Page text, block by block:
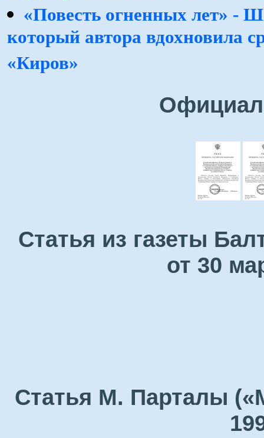
«Повесть огненных лет» -
который автора вдохновила
«Киров»
Статья из газеты
от 30
Статья М. Парталы